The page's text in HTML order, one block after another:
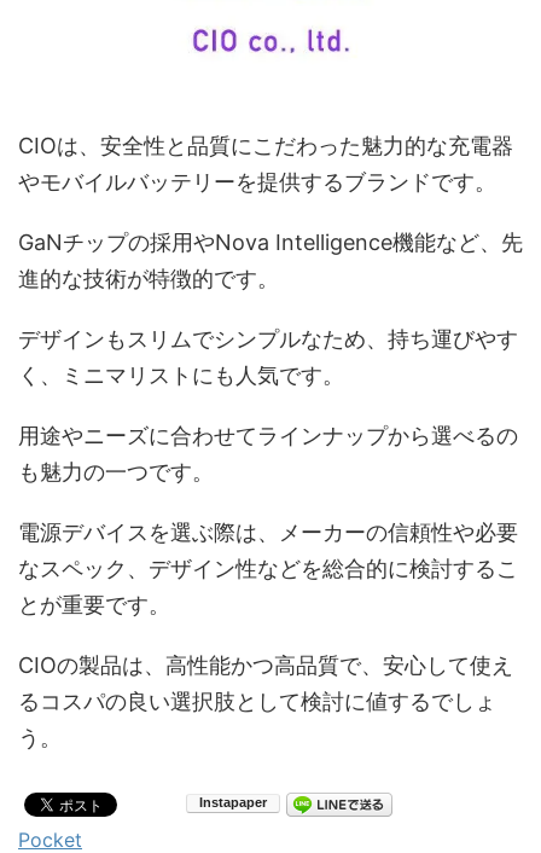
CIOは、安全性と品質にこだわった魅力的な充電器
やモバイルバッテリーを提供するブランドです。
GaNチップの採用やNova Intelligence機能など、先
進的な技術が特徴的です。
デザインもスリムでシンプルなため、持ち運びやす
く、ミニマリストにも人気です。
用途やニーズに合わせてラインナップから選べるの
も魅力の一つです。
電源デバイスを選ぶ際は、メーカーの信頼性や必要
なスペック、デザイン性などを総合的に検討するこ
とが重要です。
CIOの製品は、高性能かつ高品質で、安心して使え
るコスパの良い選択肢として検討に値するでしょ
う。
Pocket